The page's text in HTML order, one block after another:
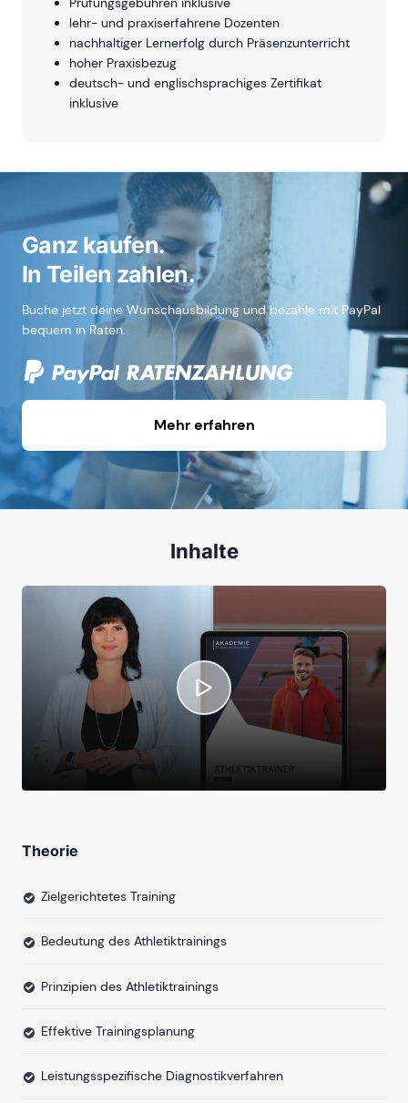
lehr- und praxiserfahrene Dozenten
nachhaltiger Lernerfolg durch Präsenzunterricht
hoher Praxisbezug
deutsch- und englischsprachiges Zertifikat
inklusive
Ganz kaufen.
In Teilen zahlen.
Buche jetzt deine Wunschausbildung und bezahle mit PayPal
bequem in Raten.
Mehr erfahren
Inhalte
Theorie
Zielgerichtetes Training
Bedeutung des Athletiktrainings
Prinzipien des Athletiktrainings
Effektive Trainingsplanung
Leistungsspezifische Diagnostikverfahren